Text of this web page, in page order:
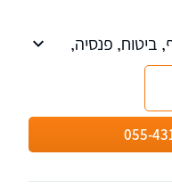
ביטוח, פנסיה,
נכויות, משרד
בחברות
שני במשפטים.
055-